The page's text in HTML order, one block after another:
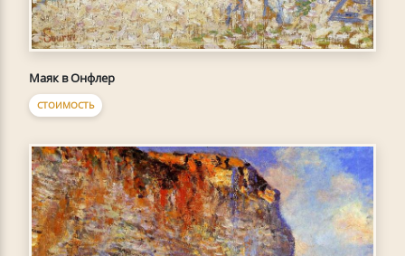
Маяк в Онфлер
СТОИМОСТЬ